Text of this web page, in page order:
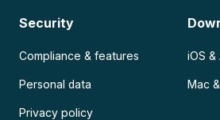
Security
Compliance & features
Personal data
Privacy policy
iOS &
Mac